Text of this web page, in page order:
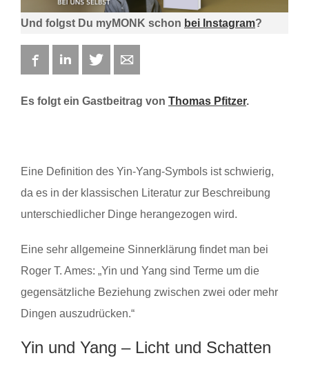
Und folgst Du myMONK schon bei Instagram?
FacebookLinkedIn Twitter
Es folgt ein Gastbeitrag von Thomas Pfitzer.
Eine Definition des Yin-Yang-Symbols ist schwierig,
da es in der klassischen Literatur zur Beschreibung
unterschiedlicher Dinge herangezogen wird.
Eine sehr allgemeine Sinnerklärung findet man bei
Roger T. Ames: „Yin und Yang sind Terme um die
gegensätzliche Beziehung zwischen zwei oder mehr
Dingen auszudrücken.“
Yin und Yang – Licht und Schatten